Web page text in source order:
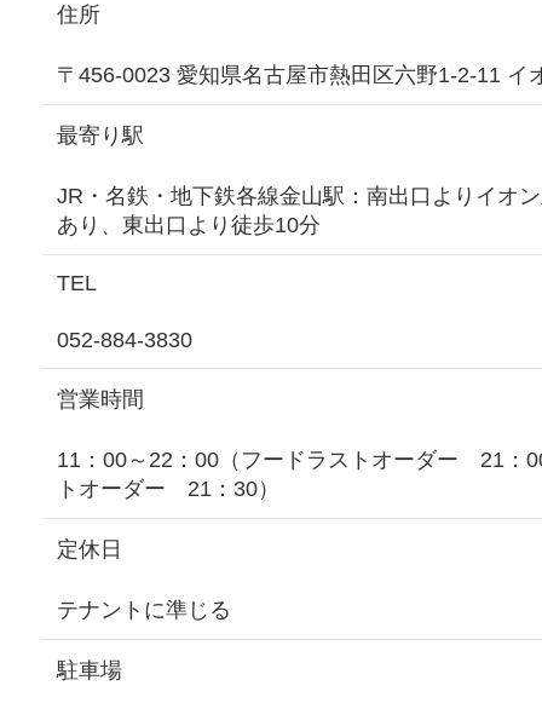
住所
〒456-0023 愛知県名古屋市熱田区六野1-2-11 イ
最寄り駅
JR・名鉄・地下鉄各線金山駅：南出口よりイオ
あり、東出口より徒歩10分
TEL
052-884-3830
営業時間
11：00～22：00（フードラストオーダー 21
トオーダー 21：30）
定休日
テナントに準じる
駐車場